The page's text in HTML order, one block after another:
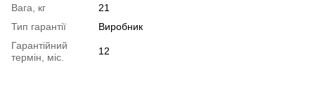
Вага, кг
21
Тип гарантії
Виробник
Гарантійний
термін, міс.
12